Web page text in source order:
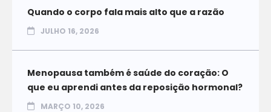
Quando o corpo fala mais alto que a razão
JULHO 16, 2026
Menopausa também é saúde do coração: O
que eu aprendi antes da reposição hormonal?
MARÇO 10, 2026